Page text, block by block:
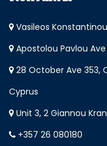
Vasileos
Apostolou Pavlou
28 October Ave 353,
Cyprus
Unit 3, 2 Giannou
+357 26 080180